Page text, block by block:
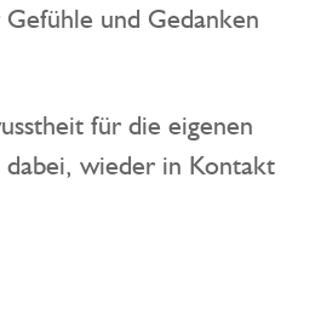
und Gedanken
für die eigenen
dabei, wieder in Kontakt